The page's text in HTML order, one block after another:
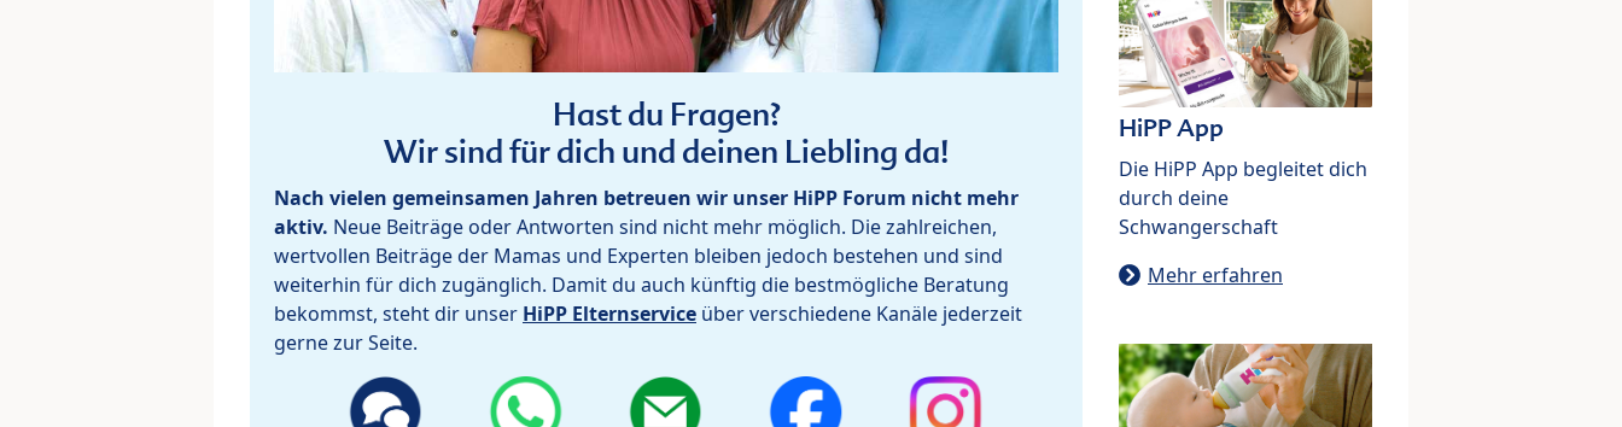
Hast du Fragen?
Wir sind für dich und deinen Liebling da!
Nach vielen gemeinsamen Jahren betreuen wir unser HiPP Forum nicht mehr
aktiv. Neue Beiträge oder Antworten sind nicht mehr möglich. Die zahlreichen,
wertvollen Beiträge der Mamas und Experten bleiben jedoch bestehen und sind
weiterhin für dich zugänglich. Damit du auch künftig die bestmögliche Beratung
bekommst, steht dir unser HiPP Elternservice über verschiedene Kanäle jederzeit
gerne zur Seite.
HiPP App
Die HiPP App begleitet dich
durch deine
Schwangerschaft
Mehr erfahren